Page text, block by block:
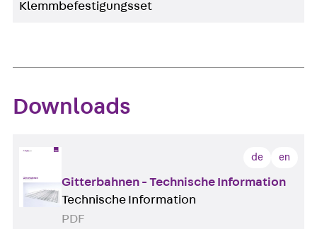
Klemmbefestigungsset
Downloads
de en
Gitterbahnen - Technische Information
Technische Information
PDF